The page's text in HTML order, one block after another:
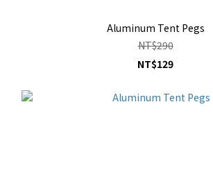
Aluminum Tent Pegs
NT$290
NT$129